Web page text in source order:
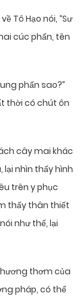
Tô Hạo nói, “Sư
cúc phấn, tên
phấn sao?”
thời có chút ôn
cây mai khác
nhìn thấy hình
trên y phục
thấy thân thiết
như thế, lại
hương thơm của
pháp, có thể